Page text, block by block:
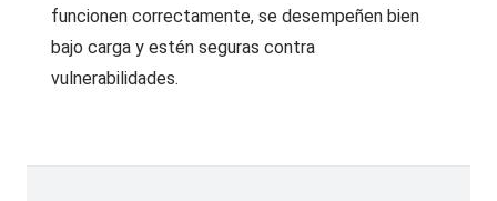
funcionen correctamente, se desempeñen bien
bajo carga y estén seguras contra
vulnerabilidades.